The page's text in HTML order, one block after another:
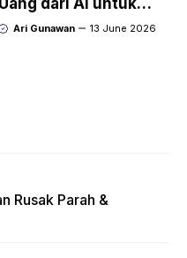
Pemula di Tahun
Ari Gunawan 13 June 2026
Rusak Parah &